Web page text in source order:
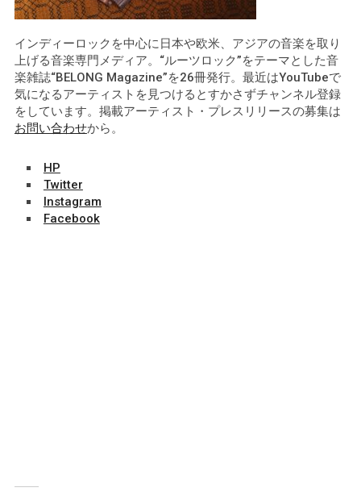
インディーロックを中心に日本や欧米、アジアの音楽を取り
上げる音楽専門メディア。“ルーツロック”をテーマとした音
楽雑誌“BELONG Magazine”を26冊発行。最近はYouTubeで
気になるアーティストを見つけるとすかさずチャンネル登録
をしています。掲載アーティスト・プレスリリースの募集は
お問い合わせから。
HP
Twitter
Instagram
Facebook